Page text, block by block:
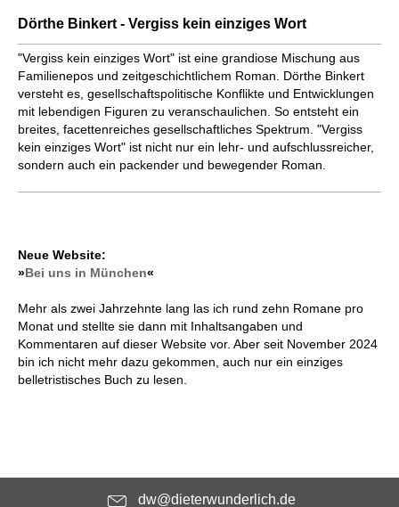
Dörthe Binkert - Vergiss kein einziges Wort
"Vergiss kein einziges Wort" ist eine grandiose Mischung aus
Familienepos und zeitgeschichtlichem Roman. Dörthe Binkert
versteht es, gesellschaftspolitische Konflikte und Entwicklungen
mit lebendigen Figuren zu veranschaulichen. So entsteht ein
breites, facettenreiches gesellschaftliches Spektrum. "Vergiss
kein einziges Wort" ist nicht nur ein lehr- und aufschlussreicher,
sondern auch ein packender und bewegender Roman.
Neue Website:
»Bei uns in München«
Mehr als zwei Jahrzehnte lang las ich rund zehn Romane pro
Monat und stellte sie dann mit Inhaltsangaben und
Kommentaren auf dieser Website vor. Aber seit November 2024
bin ich nicht mehr dazu gekommen, auch nur ein einziges
belletristisches Buch zu lesen.
dw@dieterwunderlich.de